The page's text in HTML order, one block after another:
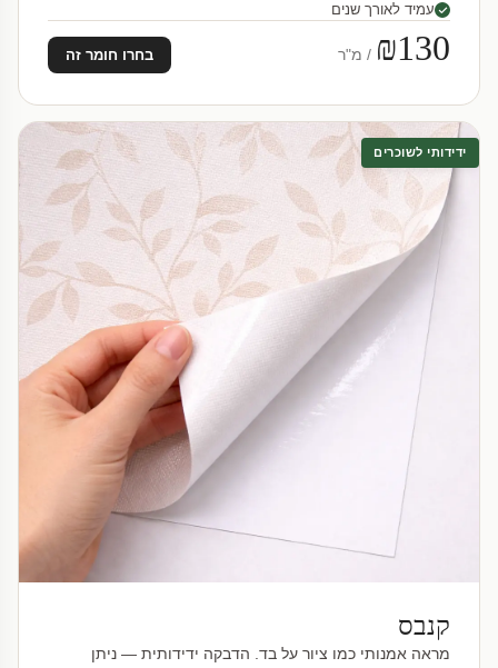
עמיד לאורך שנים
₪130 / מ"ר בחרו חומר זה
ידידותי לשוכרים
קנבס
מראה אמנותי כמו ציור על בד. הדבקה ידידותית — ניתן